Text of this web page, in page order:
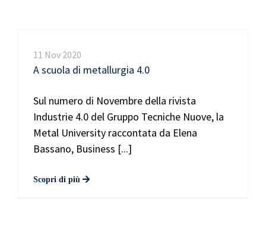
A scuola di metallurgia 4.0
11 Nov 2020
Sul numero di Novembre della rivista
Industrie 4.0 del Gruppo Tecniche Nuove, la
Metal University raccontata da Elena
Bassano, Business [...]